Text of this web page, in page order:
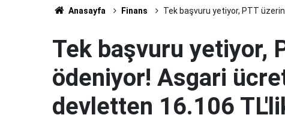
Anasayfa Finans Tek başvuru yetiyor, PTT
Tek başvuru yetiyor,
ödeniyor! Asgari
devletten 16.106